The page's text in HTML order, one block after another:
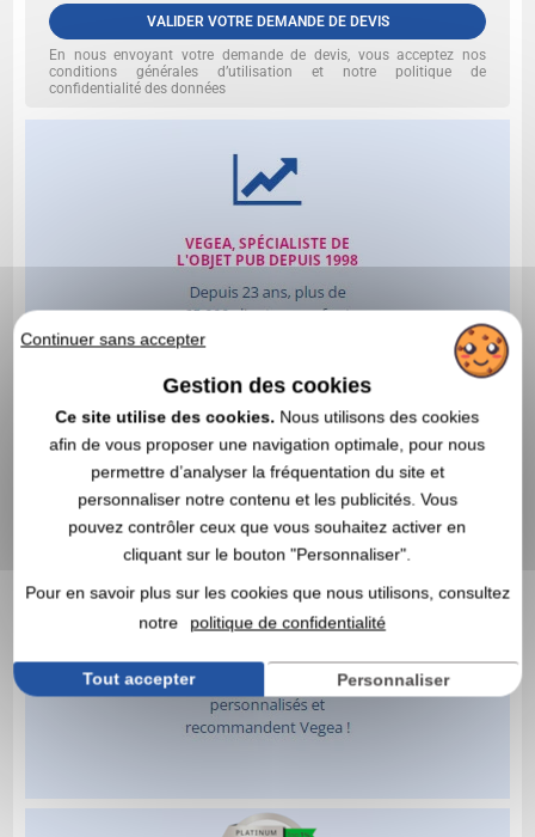
VALIDER VOTRE DEMANDE DE DEVIS
En nous envoyant votre demande de devis, vous acceptez nos
conditions générales d’utilisation et notre politique de
confidentialité des données
Continuer sans accepter
Gestion des cookies
Ce site utilise des cookies. Nous utilisons des cookies
afin de vous proposer une navigation optimale, pour nous
permettre d’analyser la fréquentation du site et
personnaliser notre contenu et les publicités. Vous
pouvez contrôler ceux que vous souhaitez activer en
cliquant sur le bouton "Personnaliser".
Pour en savoir plus sur les cookies que nous utilisons, consultez
notre
politique de confidentialité
Tout accepter Personnaliser